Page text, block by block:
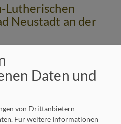
Lutherischen
Neustadt an der
ELKB
Daten und
von Drittanbietern
Für weitere Informationen